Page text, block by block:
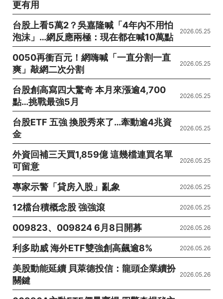
更有用
台股上看5萬2？吳嘉隆喊「4年內不用怕
泡沫」…網反應兩極：現在都在喊10萬點
2026.05.25
0050再衝百元！網嗨喊「一直分割一直
爽」敲網二次分割
2026.05.25
台股創高寫四大驚奇 本月來漲逾4,700
點…挑戰最強5月
2026.05.25
台股ETF 五強 換股秀來了…牽動逾4兆資
金
2026.05.25
外資回補三天買1,859億 這幾檔連買名單
可留意
2026.05.25
專家示警「貸房入股」亂象 2026.05.25
12檔台積概念股 強強滾 2026.05.25
009823、009824 6月8日開募 2026.05.26
利多助威 海外ETF雙強創高飆逾8% 2026.05.26
美股動能延續 貝萊德投信：龍頭企業續扮
關鍵
2026.05.26